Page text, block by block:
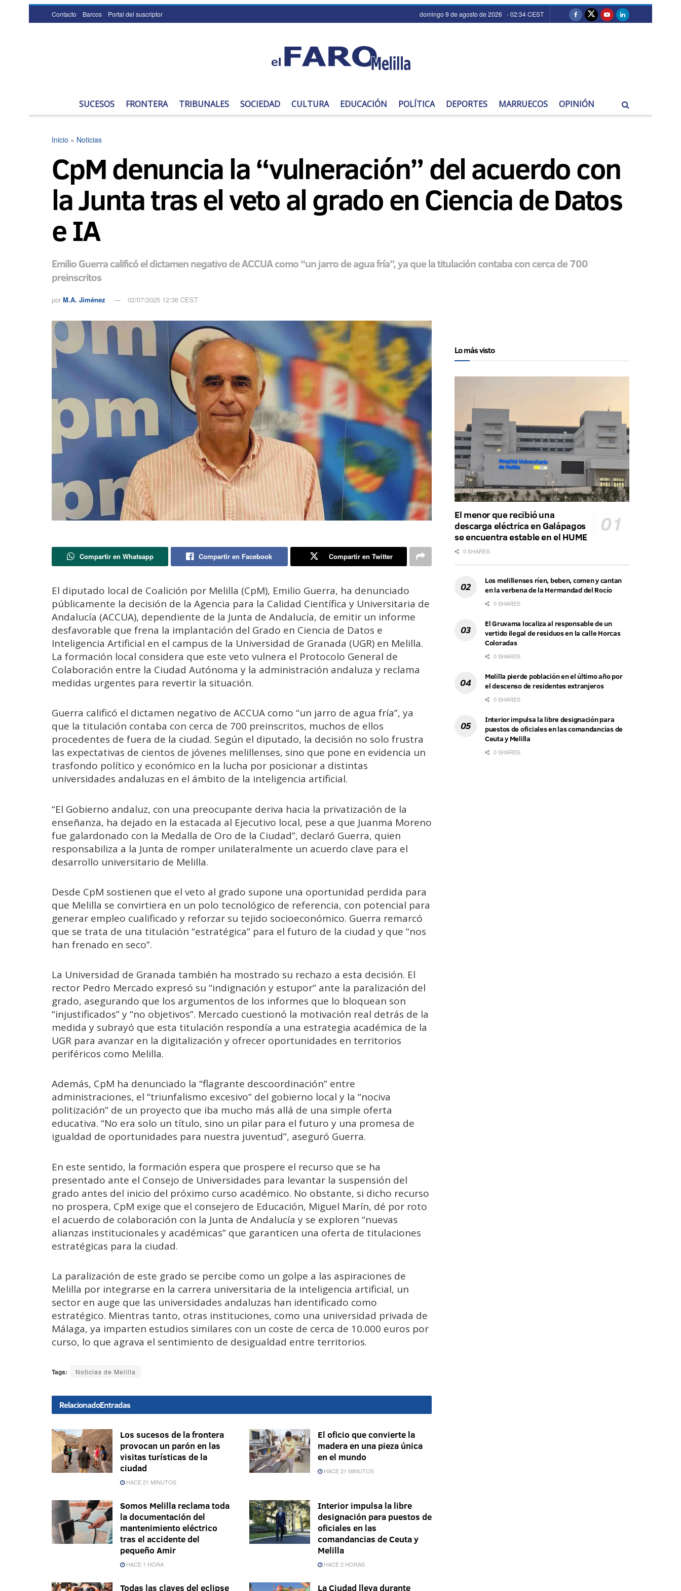
Contacto Barcos Portal del suscriptor domingo 9 de agosto de 2026 - 02:34 CEST
SUCESOS FRONTERA TRIBUNALES SOCIEDAD CULTURA EDUCACIÓN POLÍTICA DEPORTES MARRUECOS OPINIÓN
Inicio » Noticias
CpM denuncia la “vulneración” del acuerdo con
la Junta tras el veto al grado en Ciencia de Datos
e IA
Emilio Guerra calificó el dictamen negativo de ACCUA como “un jarro de agua fría”, ya que la titulación contaba con cerca de 700
preinscritos
por M.A. Jiménez 02/07/2025 12:36 CEST
Compartir en Whatsapp Compartir en Facebook Compartir en Twitter
El diputado local de Coalición por Melilla (CpM), Emilio Guerra, ha denunciado
públicamente la decisión de la Agencia para la Calidad Científica y Universitaria de
Andalucía (ACCUA), dependiente de la Junta de Andalucía, de emitir un informe
desfavorable que frena la implantación del Grado en Ciencia de Datos e
Inteligencia Artificial en el campus de la Universidad de Granada (UGR) en Melilla.
La formación local considera que este veto vulnera el Protocolo General de
Colaboración entre la Ciudad Autónoma y la administración andaluza y reclama
medidas urgentes para revertir la situación.
Guerra calificó el dictamen negativo de ACCUA como “un jarro de agua fría”, ya
que la titulación contaba con cerca de 700 preinscritos, muchos de ellos
procedentes de fuera de la ciudad. Según el diputado, la decisión no solo frustra
las expectativas de cientos de jóvenes melillenses, sino que pone en evidencia un
trasfondo político y económico en la lucha por posicionar a distintas
universidades andaluzas en el ámbito de la inteligencia artificial.
“El Gobierno andaluz, con una preocupante deriva hacia la privatización de la
enseñanza, ha dejado en la estacada al Ejecutivo local, pese a que Juanma Moreno
fue galardonado con la Medalla de Oro de la Ciudad”, declaró Guerra, quien
responsabiliza a la Junta de romper unilateralmente un acuerdo clave para el
desarrollo universitario de Melilla.
Desde CpM sostienen que el veto al grado supone una oportunidad perdida para
que Melilla se convirtiera en un polo tecnológico de referencia, con potencial para
generar empleo cualificado y reforzar su tejido socioeconómico. Guerra remarcó
que se trata de una titulación “estratégica” para el futuro de la ciudad y que “nos
han frenado en seco”.
La Universidad de Granada también ha mostrado su rechazo a esta decisión. El
rector Pedro Mercado expresó su “indignación y estupor” ante la paralización del
grado, asegurando que los argumentos de los informes que lo bloquean son
“injustificados” y “no objetivos”. Mercado cuestionó la motivación real detrás de la
medida y subrayó que esta titulación respondía a una estrategia académica de la
UGR para avanzar en la digitalización y ofrecer oportunidades en territorios
periféricos como Melilla.
Además, CpM ha denunciado la “flagrante descoordinación” entre
administraciones, el “triunfalismo excesivo” del gobierno local y la “nociva
politización” de un proyecto que iba mucho más allá de una simple oferta
educativa. “No era solo un título, sino un pilar para el futuro y una promesa de
igualdad de oportunidades para nuestra juventud”, aseguró Guerra.
En este sentido, la formación espera que prospere el recurso que se ha
presentado ante el Consejo de Universidades para levantar la suspensión del
grado antes del inicio del próximo curso académico. No obstante, si dicho recurso
no prospera, CpM exige que el consejero de Educación, Miguel Marín, dé por roto
el acuerdo de colaboración con la Junta de Andalucía y se exploren “nuevas
alianzas institucionales y académicas” que garanticen una oferta de titulaciones
estratégicas para la ciudad.
La paralización de este grado se percibe como un golpe a las aspiraciones de
Melilla por integrarse en la carrera universitaria de la inteligencia artificial, un
sector en auge que las universidades andaluzas han identificado como
estratégico. Mientras tanto, otras instituciones, como una universidad privada de
Málaga, ya imparten estudios similares con un coste de cerca de 10.000 euros por
curso, lo que agrava el sentimiento de desigualdad entre territorios.
Tags: Noticias de Melilla
RelacionadoEntradas
Los sucesos de la frontera
provocan un parón en las
visitas turísticas de la
ciudad
HACE 21 MINUTOS
El oficio que convierte la
madera en una pieza única
en el mundo
HACE 21 MINUTOS
Somos Melilla reclama toda
la documentación del
mantenimiento eléctrico
tras el accidente del
pequeño Amir
HACE 1 HORA
Interior impulsa la libre
designación para puestos de
oficiales en las
comandancias de Ceuta y
Melilla
HACE 2 HORAS
Todas las claves del eclipse
La Ciudad lleva durante
Lo más visto
El menor que recibió una
descarga eléctrica en Galápagos
se encuentra estable en el HUME
0 SHARES
Los melillenses ríen, beben, comen y cantan
en la verbena de la Hermandad del Rocío
0 SHARES
El Gruvama localiza al responsable de un
vertido ilegal de residuos en la calle Horcas
Coloradas
0 SHARES
Melilla pierde población en el último año por
el descenso de residentes extranjeros
0 SHARES
Interior impulsa la libre designación para
puestos de oficiales en las comandancias de
Ceuta y Melilla
0 SHARES